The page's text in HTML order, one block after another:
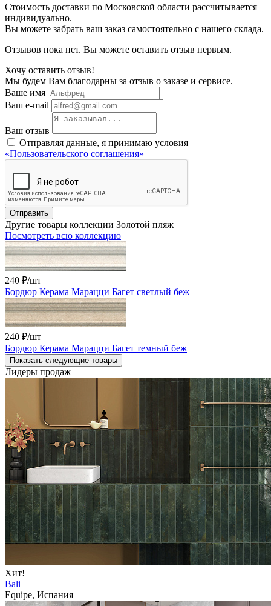
Стоимость доставки по Московской области рассчитывается
индивидуально.
Вы можете забрать ваш заказ самостоятельно с нашего склада.
Отзывов пока нет. Вы можете оставить отзыв первым.
Хочу оставить отзыв!
Мы будем Вам благодарны за отзыв о заказе и сервисе.
Ваше имя
Ваш e-mail
Ваш отзыв
Отправляя данные, я принимаю условия
«Пользовательского соглашения»
Отправить
Другие товары коллекции Золотой пляж
Посмотреть всю коллекцию
240 ₽/шт
Бордюр Керама Марацци Багет светлый беж
240 ₽/шт
Бордюр Керама Марацци Багет темный беж
Показать следующие товары
Лидеры продаж
Хит!
Bali
Equipe, Испания